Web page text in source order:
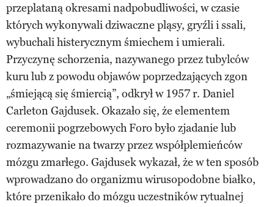
przeplataną okresami nadpobudliwości, w czasie
których wykonywali dziwaczne pląsy, gryźli i ssali,
wybuchali histerycznym śmiechem i umierali.
Przyczynę schorzenia, nazywanego przez tubylców
kuru lub z powodu objawów poprzedzających zgon
„śmiejącą się śmiercią”, odkrył w 1957 r. Daniel
Carleton Gajdusek. Okazało się, że elementem
ceremonii pogrzebowych Foro było zjadanie lub
rozmazywanie na twarzy przez współplemieńców
mózgu zmarłego. Gajdusek wykazał, że w ten sposób
wprowadzano do organizmu wirusopodobne białko,
które przenikało do mózgu uczestników rytualnej